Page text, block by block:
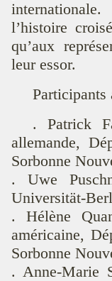
l’histoire
qu’aux
leur essor.
Participants
. Patrick
allemande,
Sorbonne
. Uwe
Universität-
. Hélène
américaine,
Sorbonne
. Anne-Marie